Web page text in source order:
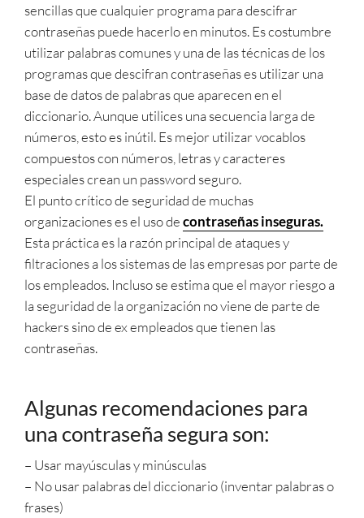
sencillas que cualquier programa para descifrar
contraseñas puede hacerlo en minutos. Es costumbre
utilizar palabras comunes y una de las técnicas de los
programas que descifran contraseñas es utilizar una
base de datos de palabras que aparecen en el
diccionario. Aunque utilices una secuencia larga de
números, esto es inútil. Es mejor utilizar vocablos
compuestos con números, letras y caracteres
especiales crean un password seguro.
El punto crítico de seguridad de muchas
organizaciones es el uso decontraseñas inseguras.
Esta práctica es la razón principal de ataques y
filtraciones a los sistemas de las empresas por parte de
los empleados. Incluso se estima que el mayor riesgo a
la seguridad de la organización no viene de parte de
hackers sino de ex empleados que tienen las
contraseñas.
Algunas recomendaciones para
una contraseña segura son:
– Usar mayúsculas y minúsculas
– No usar palabras del diccionario (inventar palabras o
frases)